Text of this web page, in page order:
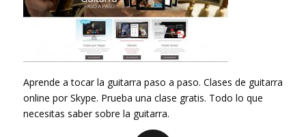
Aprende a tocar la guitarra paso a paso. Clases de guitarra
online por Skype. Prueba una clase gratis. Todo lo que
necesitas saber sobre la guitarra.